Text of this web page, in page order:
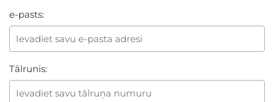
e-pasts:
Tālrunis: